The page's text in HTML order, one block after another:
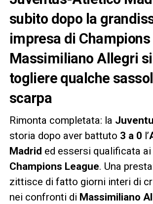
subito dopo la
impresa di
Massimiliano Allegri
togliere qualche
scarpa
Rimonta completata: la
storia dopo aver battuto 3 a 0 l’
Madrid ed essersi qualificata
Champions League. Una
zittisce di fatto giorni interi di
nei confronti di Massimiliano